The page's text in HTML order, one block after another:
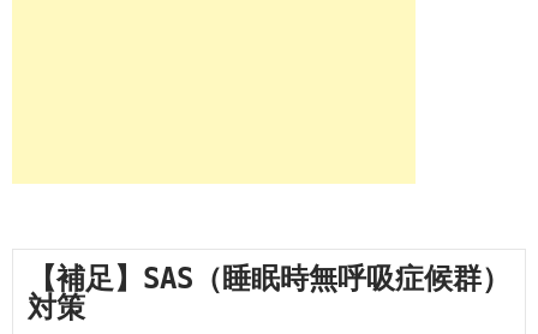
【補足】SAS（睡眠時無呼吸症候群）
対策